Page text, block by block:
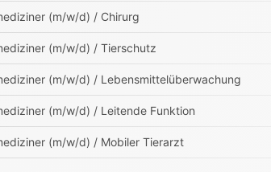
(m/w/d) / Chirurg
(m/w/d) / Tierschutz
(m/w/d) / Lebensmittelüberwachung
(m/w/d) / Leitende Funktion
(m/w/d) / Mobiler Tierarzt